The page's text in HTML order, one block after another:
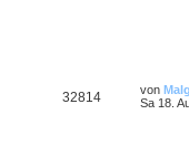
32814 von
Sa 18.